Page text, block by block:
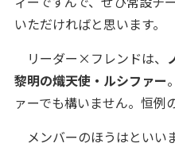
いただければと思います。
リーダー×フレンドは、
黎明の熾天使・ルシファー
ァーでも構いません。恒例
メンバーのほうはといい